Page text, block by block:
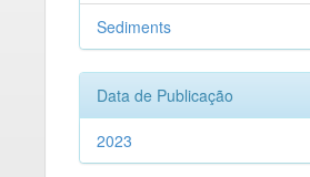
Sediments
Data de Publicação
2023